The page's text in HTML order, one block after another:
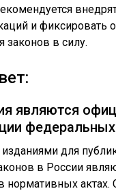
и фиксировать
законов в силу.
являются
для
в России
нормативных актах.